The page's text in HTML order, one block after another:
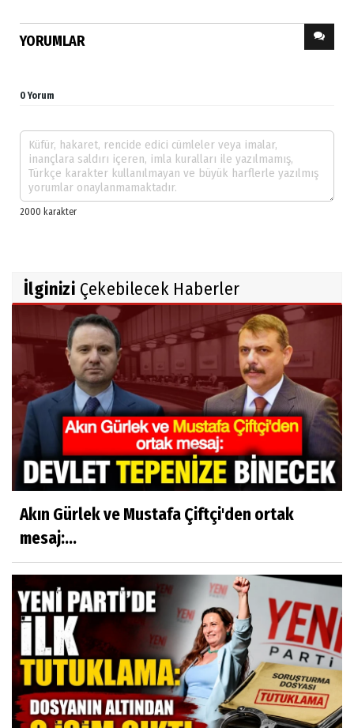
YORUMLAR
0 Yorum
İlginizi Çekebilecek Haberler
Akın Gürlek ve Mustafa Çiftçi'den ortak
mesaj:...